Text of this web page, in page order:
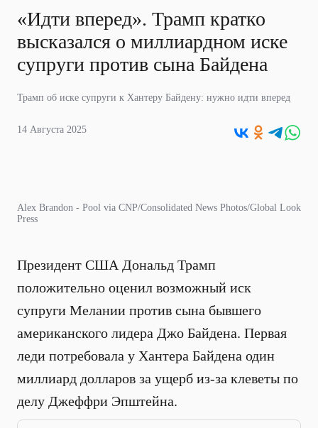
«Идти вперед». Трамп кратко
высказался о миллиардном иске
супруги против сына Байдена
Трамп об иске супруги к Хантеру Байдену: нужно идти вперед
14 Августа 2025
Alex Brandon - Pool via CNP/Consolidated News Photos/Global Look
Press
Президент США Дональд Трамп
положительно оценил возможный иск
супруги Мелании против сына бывшего
американского лидера Джо Байдена. Первая
леди потребовала у Хантера Байдена один
миллиард долларов за ущерб из-за клеветы по
делу Джеффри Эпштейна.